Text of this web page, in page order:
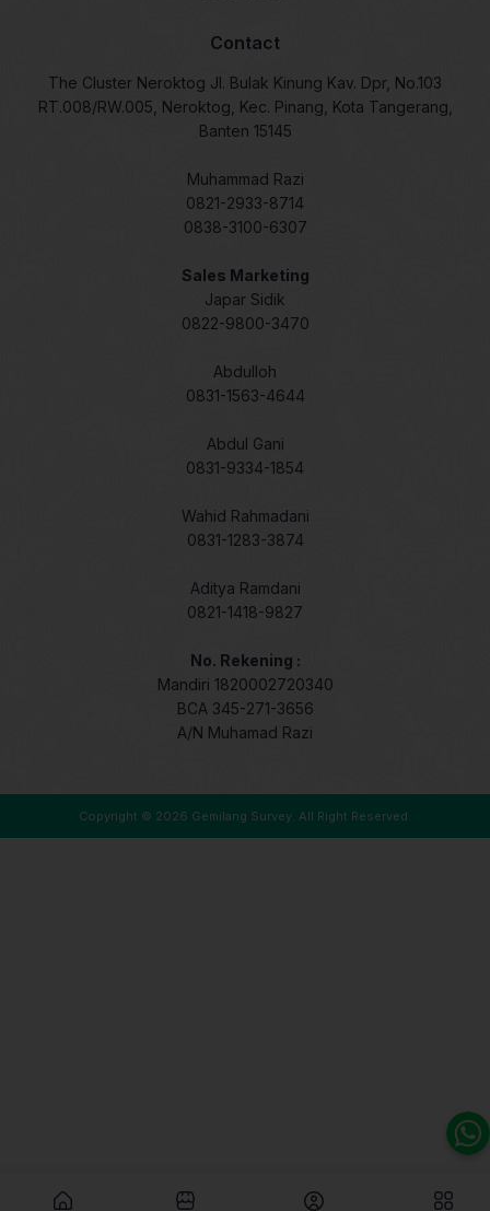
Contact
The Cluster Neroktog Jl. Bulak Kinung Kav. Dpr, No.103
RT.008/RW.005, Neroktog, Kec. Pinang, Kota Tangerang,
Banten 15145
Muhammad Razi
0821-2933-8714
0838-3100-6307
Sales Marketing
Japar Sidik
0822-9800-3470
Abdulloh
0831-1563-4644
Abdul Gani
0831-9334-1854
Wahid Rahmadani
0831-1283-3874
Aditya Ramdani
0821-1418-9827
No. Rekening :
Mandiri 1820002720340
BCA 345-271-3656
A/N Muhamad Razi
Copyright © 2026 Gemilang Survey . All Right Reserved.